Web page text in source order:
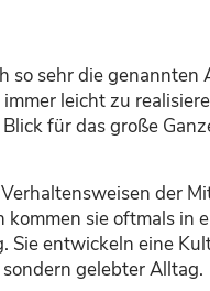
so sehr die genannten
leicht zu
für das große
der
sie oftmals in
entwickeln eine
gelebter Alltag.